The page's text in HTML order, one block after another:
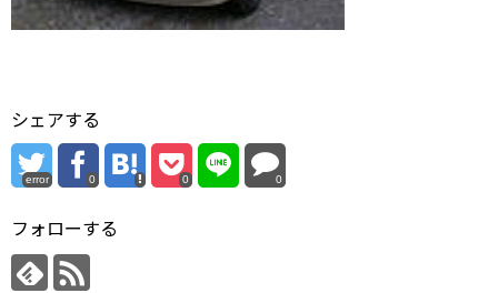
シェアする
error 0 0 0
フォローする